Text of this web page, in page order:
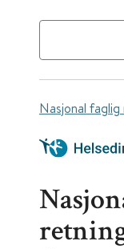
Psykisk
Nasjonal